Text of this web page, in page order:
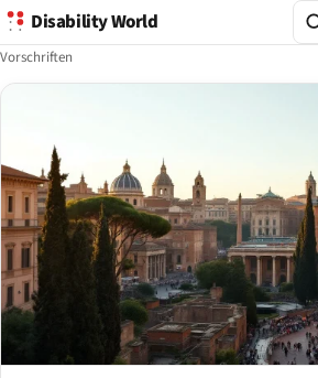
Disability World
Vorschriften